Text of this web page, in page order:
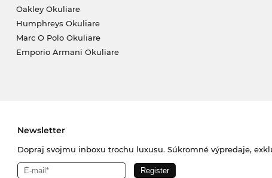
Oakley Okuliare
Humphreys Okuliare
Marc O Polo Okuliare
Emporio Armani Okuliare
Newsletter
Dopraj svojmu inboxu trochu luxusu. Súkromné výpredaje,